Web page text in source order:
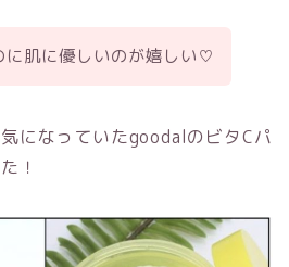
に肌に優しいのが嬉しい♡
になっていたgoodalのビタCパ
！